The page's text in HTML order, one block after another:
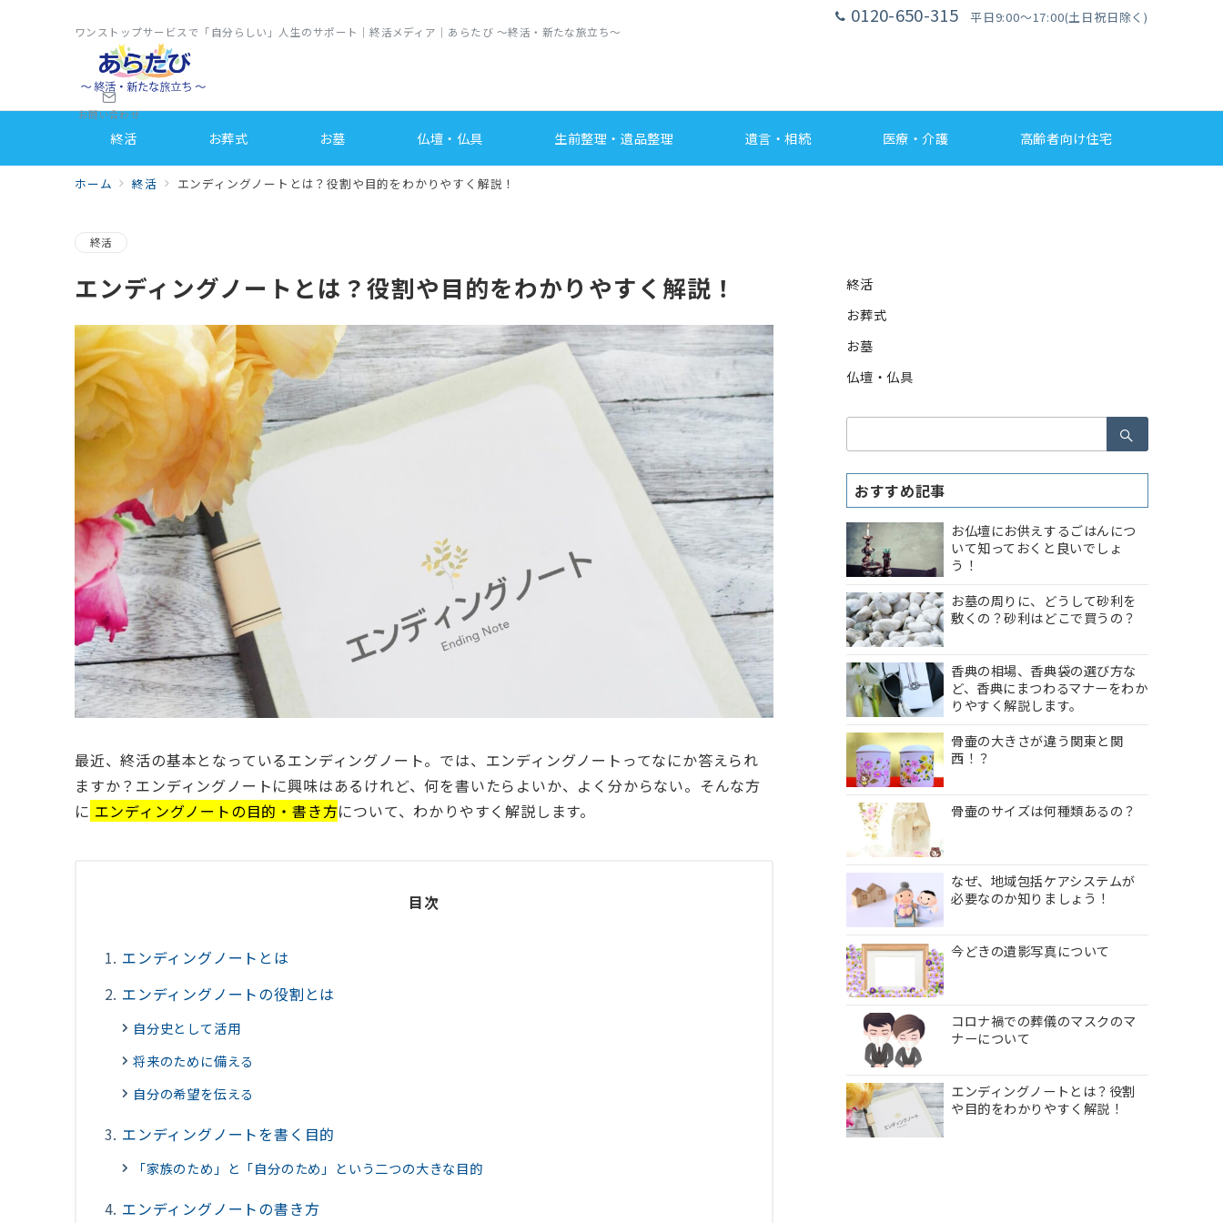
0120-650-315 平日9:00〜17:00(土日祝日除く)
ワンストップサービスで「自分らしい」人生のサポート｜終活メディア｜あらたび ～終活・新たな旅立ち〜
お問い合わせ
終活 お葬式 お墓 仏壇・仏具 生前整理・遺品整理 遺言・相続 医療・介護 高齢者向け住宅
ホーム 終活 エンディングノートとは？役割や目的をわかりやすく解説！
終活
エンディングノートとは？役割や目的をわかりやすく解説！
最近、終活の基本となっているエンディングノート。では、エンディングノートってなにか答えられ
ますか？エンディングノートに興味はあるけれど、何を書いたらよいか、よく分からない。そんな方
に エンディングノートの目的・書き方について、わかりやすく解説します。
目次
エンディングノートとは
エンディングノートの役割とは
自分史として活用
将来のために備える
自分の希望を伝える
エンディングノートを書く目的
「家族のため」と「自分のため」という二つの大きな目的
エンディングノートの書き方
終活
お葬式
お墓
仏壇・仏具
索：
おすすめ記事
お仏壇にお供えするごはんにつ
いて知っておくと良いでしょ
う！
お墓の周りに、どうして砂利を
敷くの？砂利はどこで買うの？
香典の相場、香典袋の選び方な
ど、香典にまつわるマナーをわか
りやすく解説します。
骨壷の大きさが違う関東と関
西！？
骨壷のサイズは何種類あるの？
なぜ、地域包括ケアシステムが
必要なのか知りましょう！
今どきの遺影写真について
コロナ禍での葬儀のマスクのマ
ナーについて
エンディングノートとは？役割
や目的をわかりやすく解説！